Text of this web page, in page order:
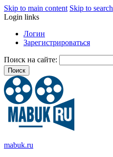
Skip to main content Skip to search
Login links
Логин
Зарегистрироваться
Поиск на сайте:
mabuk.ru